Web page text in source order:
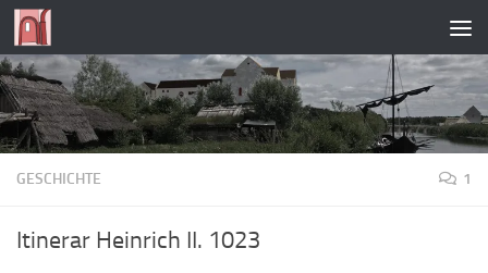
Zum Inhalt springen
GESCHICHTE 1
Itinerar Heinrich II. 1023